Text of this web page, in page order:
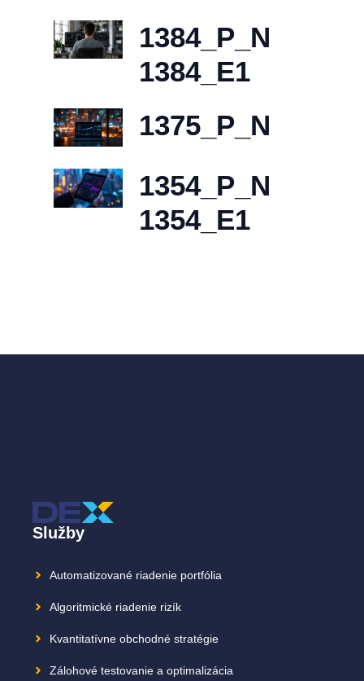
1384_P_N
1384_E1
1375_P_N
1354_P_N
1354_E1
Služby
Automatizované riadenie portfólia
Algoritmické riadenie rizík
Kvantitatívne obchodné stratégie
Zálohové testovanie a optimalizácia